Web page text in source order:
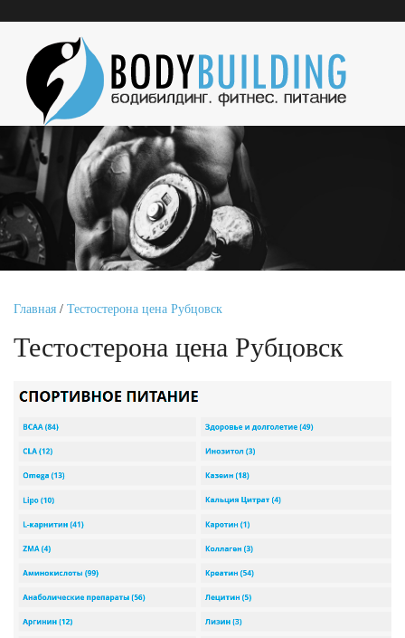
Главная / Тестостерона цена Рубцовск
Тестостерона цена Рубцовск